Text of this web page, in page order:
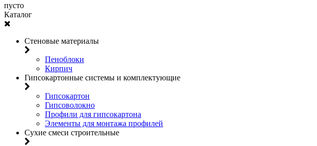
пусто
Каталог
Стеновые материалы
Пеноблоки
Кирпич
Гипсокартонные системы и комплектующие
Гипсокартон
Гипсоволокно
Профили для гипсокартона
Элементы для монтажа профилей
Сухие смеси строительные